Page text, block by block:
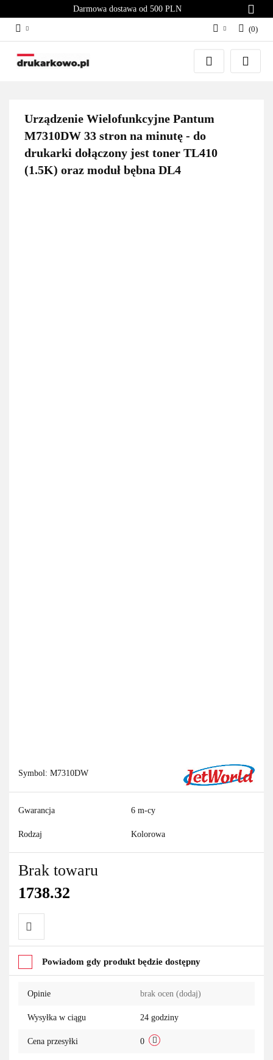
Darmowa dostawa od 500 PLN
Zaloguj się
Załóż konto
(0)
Urządzenie Wielofunkcyjne Pantum
M7310DW 33 stron na minutę - do
drukarki dołączony jest toner TL410
(1.5K) oraz moduł bębna DL4
Symbol: M7310DW
Gwarancja 6 m-cy
Rodzaj Kolorowa
Brak towaru
1738.32
Do
Powiadom gdy produkt będzie dostępny
Opinie brak ocen (dodaj)
Wysyłka w ciągu 24 godziny
Cena przesyłki 0